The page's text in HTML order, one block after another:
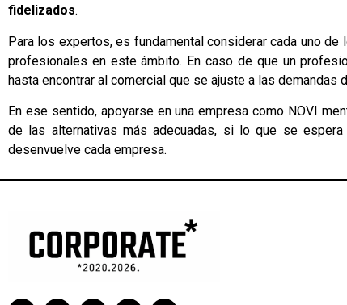
fidelizados.
Para los expertos, es fundamental considerar cada uno
profesionales en este ámbito. En caso de que un
hasta encontrar al comercial que se ajuste a las demandas
En ese sentido, apoyarse en una empresa como NOVI
de las alternativas más adecuadas, si lo que se
desenvuelve cada empresa.